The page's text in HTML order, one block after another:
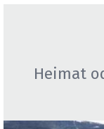
Heimat